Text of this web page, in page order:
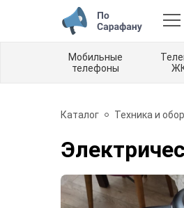
Мобильные
телефоны
Каталог Техника и